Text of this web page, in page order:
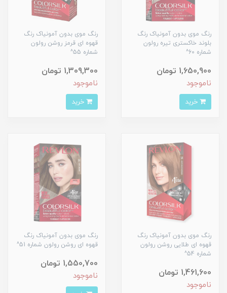
رنگ موی بدون آمونیاک رنگ
بلوند خاکستری تیره رولون
شماره 60^
1,650,900 تومان
ناموجود
رنگ موی بدون آمونیاک رنگ
قهوه ای قرمز روشن رولون
شماره 55^
1,309,300 تومان
ناموجود
رنگ موی بدون آمونیاک رنگ
قهوه ای طلایی روشن رولون
شماره 54^
1,461,600 تومان
ناموجود
رنگ موی بدون آمونیاک رنگ
قهوه ای روشن رولون شماره 51^
1,550,700 تومان
ناموجود